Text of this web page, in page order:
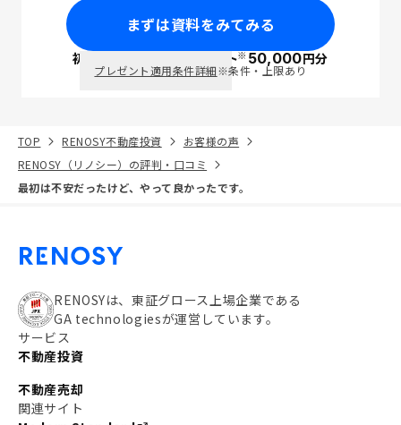
まずは資料をみてみる
初回面談で ポイント※50,000円分
プレゼント適用条件詳細※条件・上限あり
TOP RENOSY不動産投資
お客様の声
RENOSY（リノシー）の評判・口コミ
最初は不安だったけど、やって良かったです。
RENOSYは、東証グロース上場企業である
GA technologiesが運営しています。
サービス
不動産投資
不動産売却
関連サイト